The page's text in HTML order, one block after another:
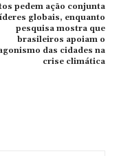
pedem ação conjunta
globais, enquanto
pesquisa mostra que
brasileiros apoiam o
das cidades na
crise climática